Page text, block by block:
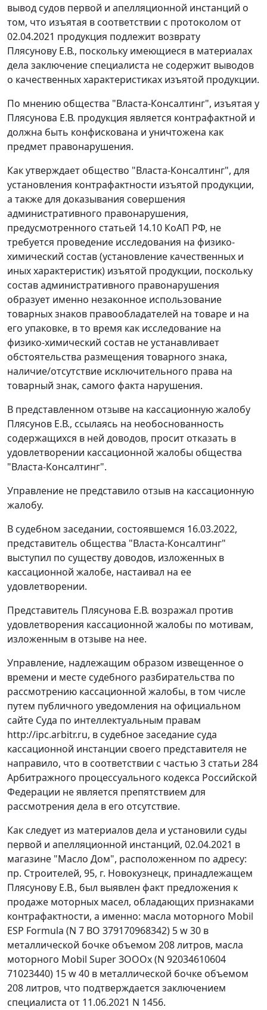
вывод судов первой и апелляционной инстанций о
том, что изъятая в соответствии с протоколом от
02.04.2021 продукция подлежит возврату
Плясунову Е.В., поскольку имеющиеся в материалах
дела заключение специалиста не содержит выводов
о качественных характеристиках изъятой продукции.
По мнению общества "Власта-Консалтинг", изъятая у
Плясунова Е.В. продукция является контрафактной и
должна быть конфискована и уничтожена как
предмет правонарушения.
Как утверждает общество "Власта-Консалтинг", для
установления контрафактности изъятой продукции,
а также для доказывания совершения
административного правонарушения,
предусмотренного статьей 14.10 КоАП РФ, не
требуется проведение исследования на физико-
химический состав (установление качественных и
иных характеристик) изъятой продукции, поскольку
состав административного правонарушения
образует именно незаконное использование
товарных знаков правообладателей на товаре и на
его упаковке, в то время как исследование на
физико-химический состав не устанавливает
обстоятельства размещения товарного знака,
наличие/отсутствие исключительного права на
товарный знак, самого факта нарушения.
В представленном отзыве на кассационную жалобу
Плясунов Е.В., ссылаясь на необоснованность
содержащихся в ней доводов, просит отказать в
удовлетворении кассационной жалобы общества
"Власта-Консалтинг".
Управление не представило отзыв на кассационную
жалобу.
В судебном заседании, состоявшемся 16.03.2022,
представитель общества "Власта-Консалтинг"
выступил по существу доводов, изложенных в
кассационной жалобе, настаивал на ее
удовлетворении.
Представитель Плясунова Е.В. возражал против
удовлетворения кассационной жалобы по мотивам,
изложенным в отзыве на нее.
Управление, надлежащим образом извещенное о
времени и месте судебного разбирательства по
рассмотрению кассационной жалобы, в том числе
путем публичного уведомления на официальном
сайте Суда по интеллектуальным правам
http://ipc.arbitr.ru, в судебное заседание суда
кассационной инстанции своего представителя не
направило, что в соответствии с частью 3 статьи 284
Арбитражного процессуального кодекса Российской
Федерации не является препятствием для
рассмотрения дела в его отсутствие.
Как следует из материалов дела и установили суды
первой и апелляционной инстанций, 02.04.2021 в
магазине "Масло Дом", расположенном по адресу:
пр. Строителей, 95, г. Новокузнецк, принадлежащем
Плясунову Е.В., был выявлен факт предложения к
продаже моторных масел, обладающих признаками
контрафактности, а именно: масла моторного Mobil
ESP Formula (N 7 ВО 379170968342) 5 w 30 в
металлической бочке объемом 208 литров, масла
моторного Mobil Super ЗОООх (N 92034610604
71023440) 15 w 40 в металлической бочке объемом
208 литров, что подтверждается заключением
специалиста от 11.06.2021 N 1456.